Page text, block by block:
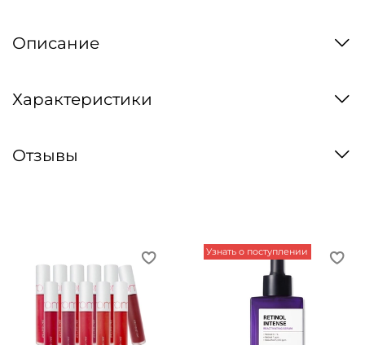
Описание
Характеристики
Отзывы
Узнать о поступлении